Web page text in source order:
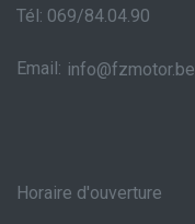
Tél: 069/84.04.90
Email: info@fzmotor.be
Horaire d'ouverture